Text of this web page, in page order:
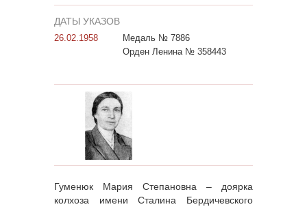
ДАТЫ УКАЗОВ
26.02.1958
Медаль № 7886
Орден Ленина № 358443
Гуменюк Мария Степановна – доярка
колхоза имени Сталина Бердичевского